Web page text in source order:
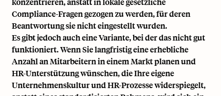
Compliance-Fragen gezogen zu werden, für deren
Beantwortung sie nicht eingestellt wurden.
Es gibt jedoch auch eine Variante, bei der das nicht gut
funktioniert. Wenn Sie langfristig eine erhebliche
Anzahl an Mitarbeitern in einem Markt planen und
HR-Unterstützung wünschen, die Ihre eigene
Unternehmenskultur und HR-Prozesse widerspiegelt,